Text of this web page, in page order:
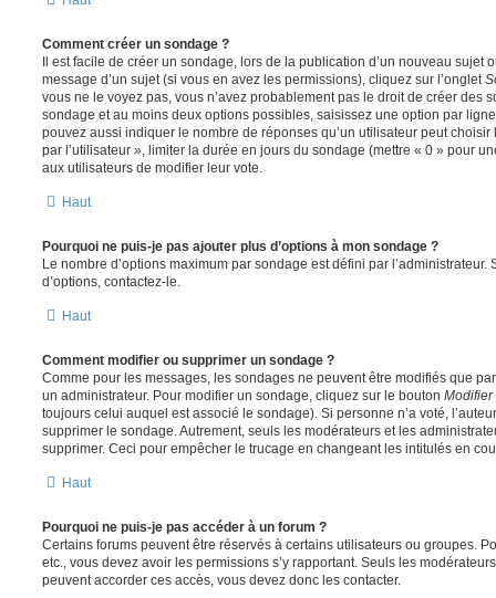
Comment créer un sondage ?
Il est facile de créer un sondage, lors de la publication d’un nouveau sujet
message d’un sujet (si vous en avez les permissions), cliquez sur l’onglet
vous ne le voyez pas, vous n’avez probablement pas le droit de créer des
sondage et au moins deux options possibles, saisissez une option par
pouvez aussi indiquer le nombre de réponses qu’un utilisateur peut
par l’utilisateur », limiter la durée en jours du sondage (mettre « 0 » pour
aux utilisateurs de modifier leur vote.
Haut
Pourquoi ne puis-je pas ajouter plus d’options à mon sondage ?
Le nombre d’options maximum par sondage est défini par
d’options, contactez-le.
Haut
Comment modifier ou supprimer un sondage ?
Comme pour les messages, les sondages ne peuvent être modifiés que
un administrateur. Pour modifier un sondage, cliquez sur le bouton Modifier
toujours celui auquel est associé le sondage). Si personne n’a voté,
supprimer le sondage. Autrement, seuls les modérateurs et les
supprimer. Ceci pour empêcher le trucage en changeant les intitulés en
Haut
Pourquoi ne puis-je pas accéder à un forum ?
Certains forums peuvent être réservés à certains utilisateurs ou groupes.
etc., vous devez avoir les permissions s’y rapportant. Seuls les
peuvent accorder ces accès, vous devez donc les contacter.